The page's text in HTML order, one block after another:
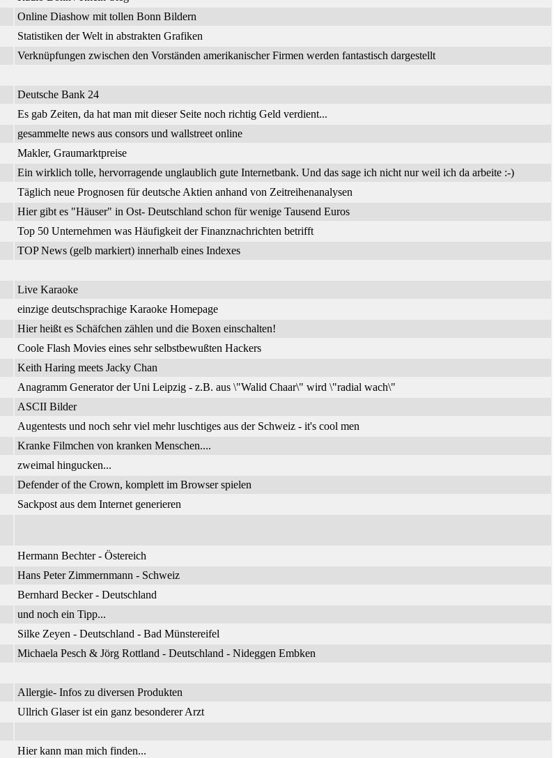
Online Diashow mit tollen Bonn Bildern
Statistiken der Welt in abstrakten Grafiken
Verknüpfungen zwischen den Vorständen amerikanischer Firmen werden fantastisch dargestellt
Deutsche Bank 24
Es gab Zeiten, da hat man mit dieser Seite noch richtig Geld verdient...
gesammelte news aus consors und wallstreet online
Makler, Graumarktpreise
Ein wirklich tolle, hervorragende unglaublich gute Internetbank. Und das sage ich nicht nur weil ich da arbeite :-)
Täglich neue Prognosen für deutsche Aktien anhand von Zeitreihenanalysen
Hier gibt es "Häuser" in Ost- Deutschland schon für wenige Tausend Euros
Top 50 Unternehmen was Häufigkeit der Finanznachrichten betrifft
TOP News (gelb markiert) innerhalb eines Indexes
Live Karaoke
einzige deutschsprachige Karaoke Homepage
Hier heißt es Schäfchen zählen und die Boxen einschalten!
Coole Flash Movies eines sehr selbstbewußten Hackers
Keith Haring meets Jacky Chan
Anagramm Generator der Uni Leipzig - z.B. aus \"Walid Chaar\" wird \"radial wach\"
ASCII Bilder
Augentests und noch sehr viel mehr luschtiges aus der Schweiz - it's cool men
Kranke Filmchen von kranken Menschen....
zweimal hingucken...
Defender of the Crown, komplett im Browser spielen
Sackpost aus dem Internet generieren
Hermann Bechter - Östereich
Hans Peter Zimmernmann - Schweiz
Bernhard Becker - Deutschland
und noch ein Tipp...
Silke Zeyen - Deutschland - Bad Münstereifel
Michaela Pesch & Jörg Rottland - Deutschland - Nideggen Embken
Allergie- Infos zu diversen Produkten
Ullrich Glaser ist ein ganz besonderer Arzt
Hier kann man mich finden...